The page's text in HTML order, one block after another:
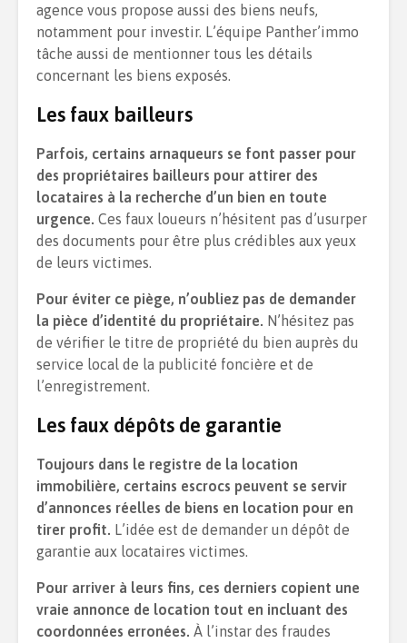
agence vous propose aussi des biens neufs,
notamment pour investir. L’équipe Panther’immo
tâche aussi de mentionner tous les détails
concernant les biens exposés.
Les faux bailleurs
Parfois, certains arnaqueurs se font passer pour
des propriétaires bailleurs pour attirer des
locataires à la recherche d’un bien en toute
urgence. Ces faux loueurs n’hésitent pas d’usurper
des documents pour être plus crédibles aux yeux
de leurs victimes.
Pour éviter ce piège, n’oubliez pas de demander
la pièce d’identité du propriétaire. N’hésitez pas
de vérifier le titre de propriété du bien auprès du
service local de la publicité foncière et de
l’enregistrement.
Les faux dépôts de garantie
Toujours dans le registre de la location
immobilière, certains escrocs peuvent se servir
d’annonces réelles de biens en location pour en
tirer profit. L’idée est de demander un dépôt de
garantie aux locataires victimes.
Pour arriver à leurs fins, ces derniers copient une
vraie annonce de location tout en incluant des
coordonnées erronées. À l’instar des fraudes